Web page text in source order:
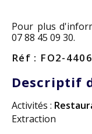
Pour plus
07 88 45 09 30.
Réf : FO2-4406
Descriptif
Activités :
Extraction